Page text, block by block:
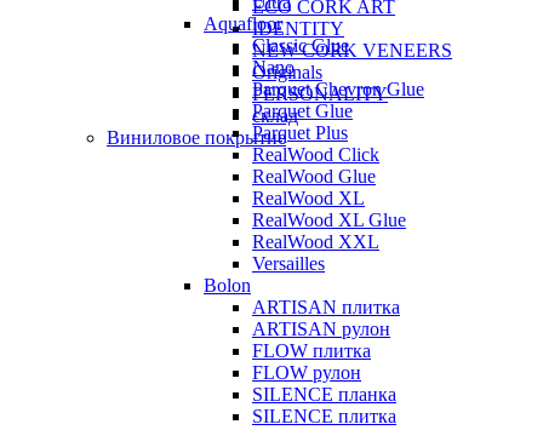
ECO CORK ART
IDENTITY
NEW CORK VENEERS
Originals
PERSONALITY
склад
Виниловое покрытие
Aquafloor
Classic Glue
Nano
Parquet Chevron Glue
Parquet Glue
Parquet Plus
RealWood Click
RealWood Glue
RealWood XL
RealWood XL Glue
RealWood XXL
Versailles
Bolon
ARTISAN плитка
ARTISAN рулон
FLOW плитка
FLOW рулон
SILENCE планка
SILENCE плитка